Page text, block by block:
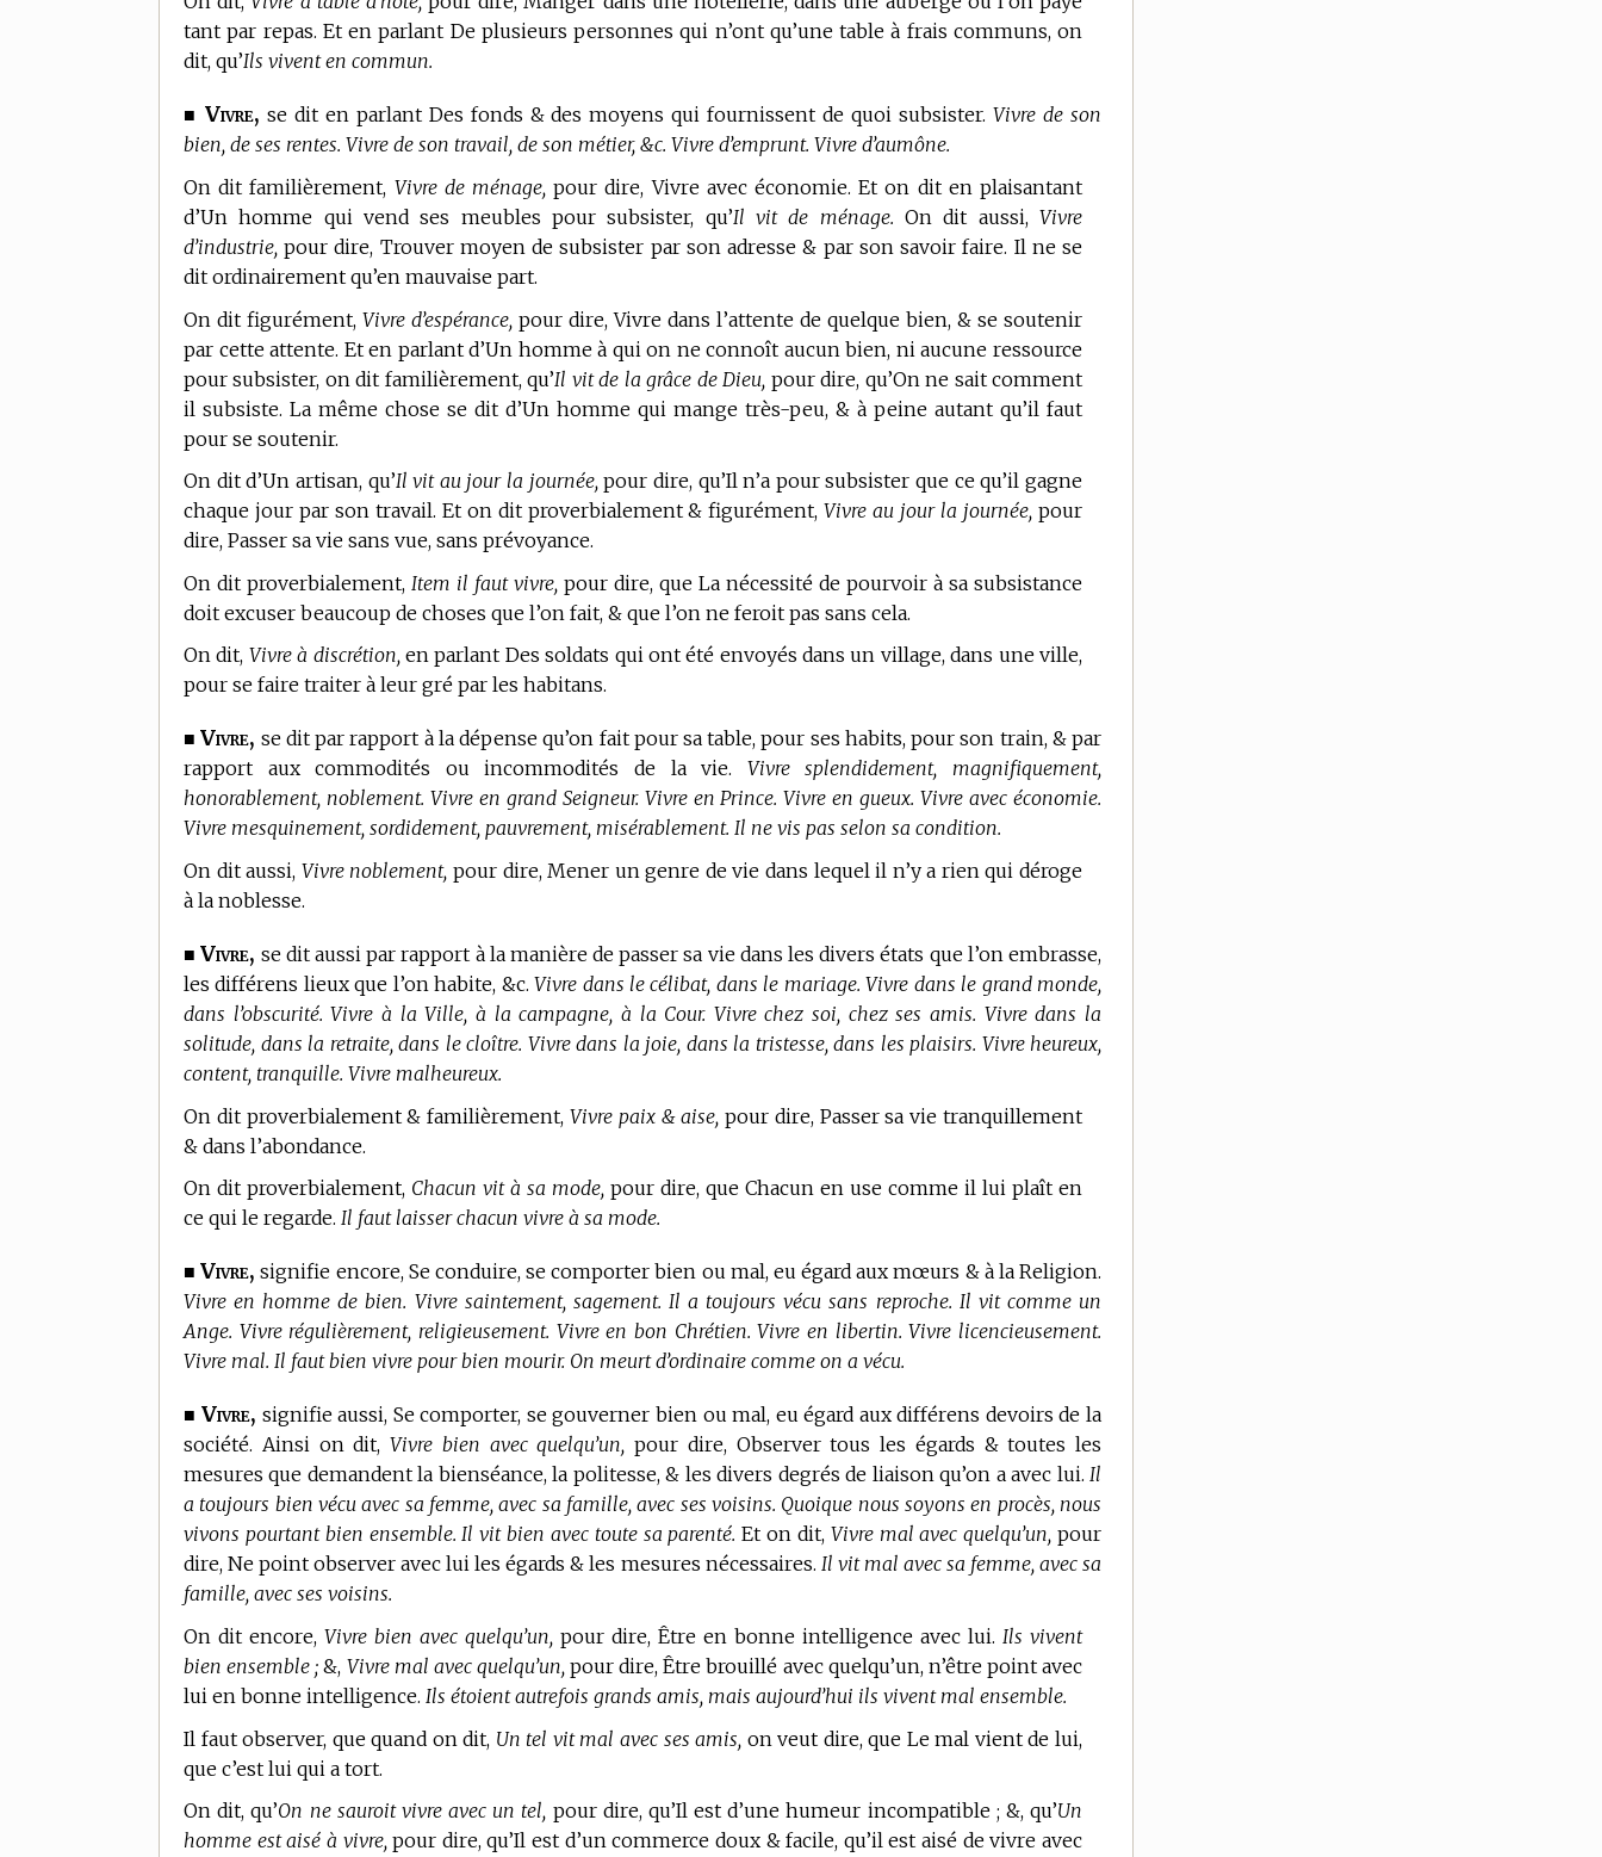
tant par repas. Et en parlant De plusieurs personnes qui n’ont qu’une table à frais communs, on
dit, qu’Ils vivent en commun.
■ Vivre, se dit en parlant Des fonds & des moyens qui fournissent de quoi subsister.Vivre de son
bien, de ses rentes. Vivre de son travail, de son métier, &c. Vivre d’emprunt. Vivre d’aumône.
On dit familièrement, Vivre de ménage, pour dire, Vivre avec économie. Et on dit en plaisantant
d’Un homme qui vend ses meubles pour subsister, qu’Il vit de ménage. On dit aussi,Vivre
d’industrie, pour dire, Trouver moyen de subsister par son adresse & par son savoir faire. Il ne se
dit ordinairement qu’en mauvaise part.
On dit figurément,Vivre d’espérance, pour dire, Vivre dans l’attente de quelque bien, & se soutenir
par cette attente. Et en parlant d’Un homme à qui on ne connoît aucun bien, ni aucune ressource
pour subsister, on dit familièrement, qu’Il vit de la grâce de Dieu, pour dire, qu’On ne sait comment
il subsiste. La même chose se dit d’Un homme qui mange très-peu, & à peine autant qu’il faut
pour se soutenir.
On dit d’Un artisan, qu’Il vit au jour la journée,pour dire, qu’Il n’a pour subsister que ce qu’il gagne
chaque jour par son travail. Et on dit proverbialement & figurément,Vivre au jour la journée, pour
dire, Passer sa vie sans vue, sans prévoyance.
On dit proverbialement, Item il faut vivre, pour dire, que La nécessité de pourvoir à sa subsistance
doit excuser beaucoup de choses que l’on fait, & que l’on ne feroit pas sans cela.
On dit, Vivre à discrétion,en parlant Des soldats qui ont été envoyés dans un village, dans une ville,
pour se faire traiter à leur gré par les habitans.
■Vivre, se dit par rapport à la dépense qu’on fait pour sa table, pour ses habits, pour son train, & par
rapport aux commodités ou incommodités de la vie. Vivre splendidement, magnifiquement,
honorablement, noblement. Vivre en grand Seigneur. Vivre en Prince. Vivre en gueux. Vivre avec économie.
Vivre mesquinement, sordidement, pauvrement, misérablement. Il ne vis pas selon sa condition.
On dit aussi, Vivre noblement, pour dire, Mener un genre de vie dans lequel il n’y a rien qui déroge
à la noblesse.
■Vivre, se dit aussi par rapport à la manière de passer sa vie dans les divers états que l’on embrasse,
les différens lieux que l’on habite, &c.Vivre dans le célibat, dans le mariage. Vivre dans le grand monde,
dans l’obscurité. Vivre à la Ville, à la campagne, à la Cour. Vivre chez soi, chez ses amis. Vivre dans la
solitude, dans la retraite, dans le cloître. Vivre dans la joie, dans la tristesse, dans les plaisirs. Vivre heureux,
content, tranquille. Vivre malheureux.
On dit proverbialement & familièrement, Vivre paix & aise, pour dire, Passer sa vie tranquillement
& dans l’abondance.
On dit proverbialement, Chacun vit à sa mode, pour dire, que Chacun en use comme il lui plaît en
ce qui le regarde. Il faut laisser chacun vivre à sa mode.
■Vivre, signifie encore, Se conduire, se comporter bien ou mal, eu égard aux mœurs & à la Religion.
Vivre en homme de bien. Vivre saintement, sagement. Il a toujours vécu sans reproche. Il vit comme un
Ange. Vivre régulièrement, religieusement. Vivre en bon Chrétien. Vivre en libertin. Vivre licencieusement.
Vivre mal. Il faut bien vivre pour bien mourir. On meurt d’ordinaire comme on a vécu.
■Vivre, signifie aussi, Se comporter, se gouverner bien ou mal, eu égard aux différens devoirs de la
société. Ainsi on dit,Vivre bien avec quelqu’un, pour dire, Observer tous les égards & toutes les
mesures que demandent la bienséance, la politesse, & les divers degrés de liaison qu’on a avec lui.Il
a toujours bien vécu avec sa femme, avec sa famille, avec ses voisins. Quoique nous soyons en procès, nous
vivons pourtant bien ensemble. Il vit bien avec toute sa parenté. Et on dit, Vivre mal avec quelqu’un, pour
dire, Ne point observer avec lui les égards & les mesures nécessaires. Il vit mal avec sa femme, avec sa
famille, avec ses voisins.
On dit encore,Vivre bien avec quelqu’un, pour dire, Être en bonne intelligence avec lui.Ils vivent
bien ensemble ; &, Vivre mal avec quelqu’un,pour dire, Être brouillé avec quelqu’un, n’être point avec
lui en bonne intelligence. Ils étoient autrefois grands amis, mais aujourd’hui ils vivent mal ensemble.
Il faut observer, que quand on dit, Un tel vit mal avec ses amis, on veut dire, que Le mal vient de lui,
que c’est lui qui a tort.
On dit, qu’On ne sauroit vivre avec un tel, pour dire, qu’Il est d’une humeur incompatible ; &, qu’Un
homme est aisé à vivre,pour dire, qu’Il est d’un commerce doux & facile, qu’il est aisé de vivre avec